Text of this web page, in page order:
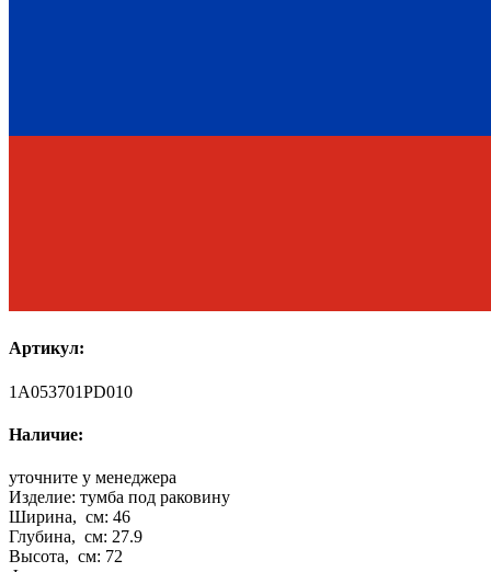
Артикул:
1A053701PD010
Наличие:
уточните у менеджера
Изделие: тумба под раковину
Ширина, см: 46
Глубина, см: 27.9
Высота, см: 72